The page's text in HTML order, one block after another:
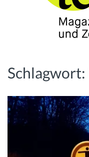
Schlagwort: